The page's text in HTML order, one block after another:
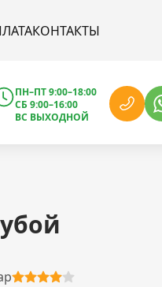
КОНТАКТЫ
ПН–ПТ 9:00–18:00
СБ 9:00–16:00
ВС ВЫХОДНОЙ